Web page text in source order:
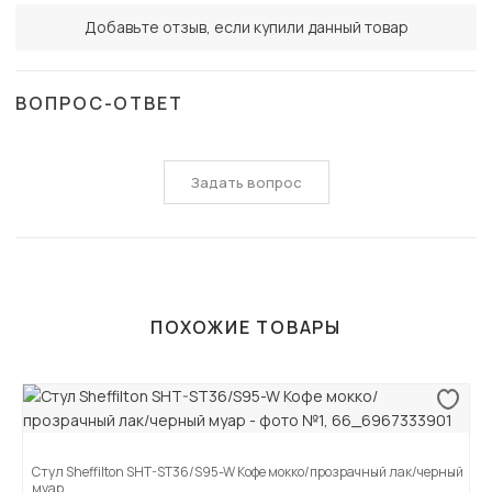
Добавьте отзыв, если купили данный товар
ВОПРОС-ОТВЕТ
Задать вопрос
ПОХОЖИЕ ТОВАРЫ
Стул Sheffilton SHT-ST36/S95-W Кофе мокко/прозрачный лак/черный
муар